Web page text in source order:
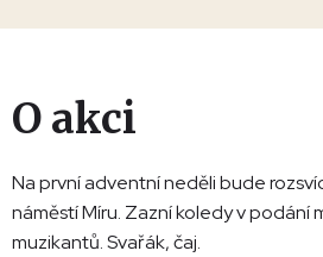
O akci
Na první adventní neděli bude
náměstí Míru. Zazní koledy v podání
muzikantů. Svařák, čaj.